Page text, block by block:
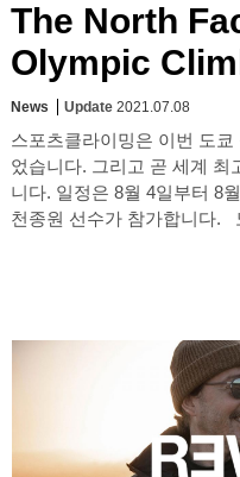
The North
Olympic
News Update 2021.07.08
스포츠클라이밍은 이번 도
었습니다. 그리고 곧 세계 최
니다. 일정은 8월 4일부터 8